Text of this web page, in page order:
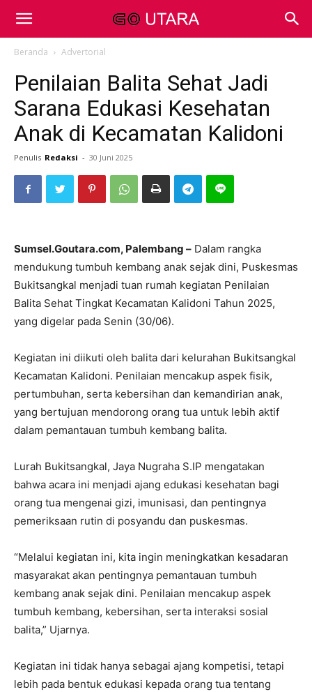
Beranda Advertorial
Penilaian Balita Sehat Jadi
Sarana Edukasi Kesehatan
Anak di Kecamatan Kalidoni
Penulis Redaksi - 30 Juni 2025
Sumsel.Goutara.com, Palembang – Dalam rangka
mendukung tumbuh kembang anak sejak dini, Puskesmas
Bukitsangkal menjadi tuan rumah kegiatan Penilaian
Balita Sehat Tingkat Kecamatan Kalidoni Tahun 2025,
yang digelar pada Senin (30/06).
Kegiatan ini diikuti oleh balita dari kelurahan Bukitsangkal
Kecamatan Kalidoni. Penilaian mencakup aspek fisik,
pertumbuhan, serta kebersihan dan kemandirian anak,
yang bertujuan mendorong orang tua untuk lebih aktif
dalam pemantauan tumbuh kembang balita.
Lurah Bukitsangkal, Jaya Nugraha S.IP mengatakan
bahwa acara ini menjadi ajang edukasi kesehatan bagi
orang tua mengenai gizi, imunisasi, dan pentingnya
pemeriksaan rutin di posyandu dan puskesmas.
“Melalui kegiatan ini, kita ingin meningkatkan kesadaran
masyarakat akan pentingnya pemantauan tumbuh
kembang anak sejak dini. Penilaian mencakup aspek
tumbuh kembang, kebersihan, serta interaksi sosial
balita,” Ujarnya.
Kegiatan ini tidak hanya sebagai ajang kompetisi, tetapi
lebih pada bentuk edukasi kepada orang tua tentang